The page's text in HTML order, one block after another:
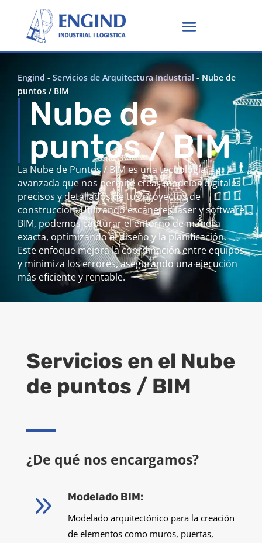
Engind - Servicios de Arquitectura Industrial - Nube de
puntos / BIM
Nube de
puntos / BIM
La Nube de Puntos / BIM es una tecnología
avanzada que nos permite crear modelos digitales
precisos y detallados de tus proyectos de
construcción. Utilizando escáneres láser y software
BIM, podemos capturar el entorno de manera
exacta, optimizando el diseño y la planificación.
Este enfoque mejora la coordinación entre equipos
y minimiza los errores, asegurando una ejecución
más eficiente y rentable.
Servicios en el Nube
de puntos / BIM
¿De qué nos encargamos?
9 Modelado BIM:
Modelado arquitectónico para la creación
de elementos como muros, puertas,